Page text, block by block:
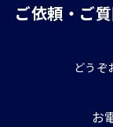
ご依頼・ご
どうぞ
お